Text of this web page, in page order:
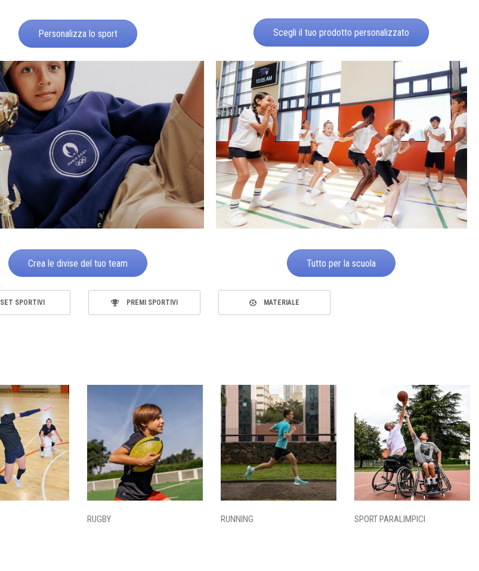
Personalizza lo sport Scegli il tuo prodotto personalizzato
Crea le divise del tuo team Tutto per la scuola
SET SPORTIVI PREMI SPORTIVI MATERIALE
RUGBY RUNNING SPORT PARALIMPICI